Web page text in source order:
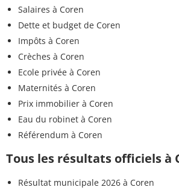
Salaires à Coren
Dette et budget de Coren
Impôts à Coren
Crèches à Coren
Ecole privée à Coren
Maternités à Coren
Prix immobilier à Coren
Eau du robinet à Coren
Référendum à Coren
Tous les résultats officiels à
Résultat municipale 2026 à Coren